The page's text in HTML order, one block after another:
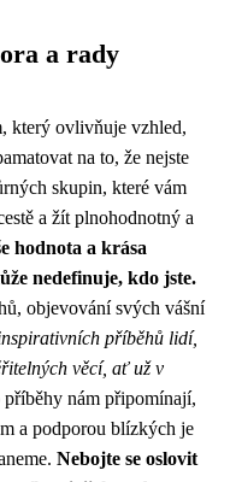
a rady
který ovlivňuje vzhled,
na to, že nejste
skupin, které vám
a žít plnohodnotný a
hodnota a krása
nedefinuje, kdo jste.
objevování svých vášní
příběhů lidí,
věcí, ať už v
příběhy nám připomínají,
a podporou blízkých je
Nebojte se oslovit